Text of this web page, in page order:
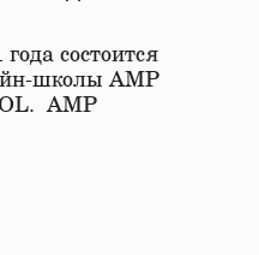
состоится
школы АМР
АМР